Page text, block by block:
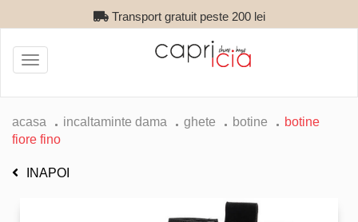
Transport gratuit peste 200 lei
Toggle
navigation
acasa incaltaminte dama ghete botine
botine
fiore fino
INAPOI